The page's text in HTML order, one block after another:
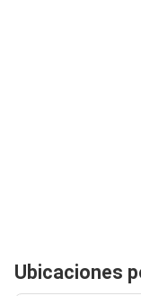
Ubicaciones